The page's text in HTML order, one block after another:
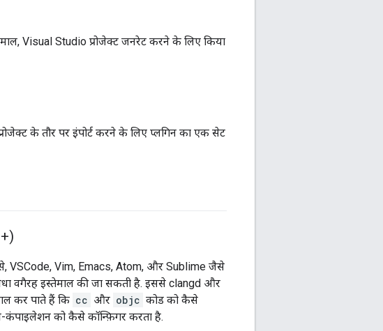
Visual Studio प्रोजेक्ट जनरेट करने के लिए किया
के तौर पर इंपोर्ट करने के लिए प्लगिन का एक सेट
VSCode, Vim, Emacs, Atom, और Sublime जैसे
वगैरह इस्तेमाल की जा सकती है. इससे clangd और
कर पाते हैं कि cc और objc कोड को कैसे
कंपाइलेशन को कैसे कॉन्फ़िगर करता है.